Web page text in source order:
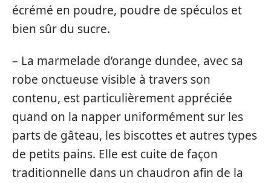
écrémé en poudre, poudre de spéculos et
bien sûr du sucre.
– La marmelade d’orange dundee, avec sa
robe onctueuse visible à travers son
contenu, est particulièrement appréciée
quand on la napper uniformément sur les
parts de gâteau, les biscottes et autres types
de petits pains. Elle est cuite de façon
traditionnelle dans un chaudron afin de la